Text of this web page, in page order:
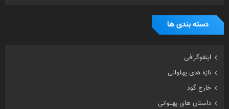
دسته بندی ها
اینفوگرافی
تازه های پهلوانی
خارج گود
داستان های پهلوانی